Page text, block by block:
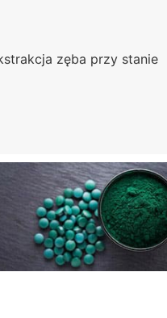
zęba przy stanie